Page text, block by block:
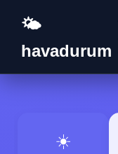
🌤️
havadurum
☀️